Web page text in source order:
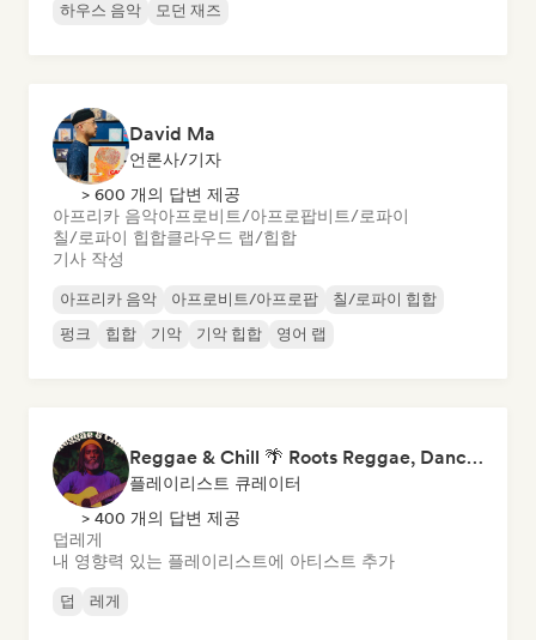
하우스 음악
모던 재즈
David Ma
언론사/기자
> 600 개의 답변 제공
아프리카 음악아프로비트/아프로팝비트/로파이
칠/로파이 힙합클라우드 랩/힙합
기사 작성
아프리카 음악 아프로비트/아프로팝
칠/로파이 힙합
펑크
힙합 기악 기악 힙합 영어 랩
Reggae & Chill 🌴 Roots Reggae, Dancehall & Dub
플레이리스트 큐레이터
> 400 개의 답변 제공
덥레게
내 영향력 있는 플레이리스트에 아티스트 추가
덥 레게